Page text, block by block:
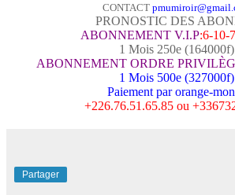
CONTACT
PRONOSTIC DES
ABONNEMENT V.I.P:6-10-
1 Mois 250e (164000f)
ABONNEMENT ORDRE
1 Mois 500e (327000f)
Paiement par orange-
+226.76.51.65.85 ou
Partager